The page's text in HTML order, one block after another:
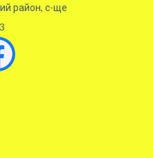
район, с-ще
Facebook